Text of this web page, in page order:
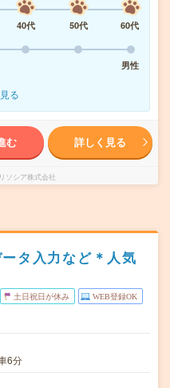
40代 50代
60代
男性
る
む 詳しく見る
ソシア株式会社
タ入力など＊人気
土日祝日が休み WEB登録OK
6分